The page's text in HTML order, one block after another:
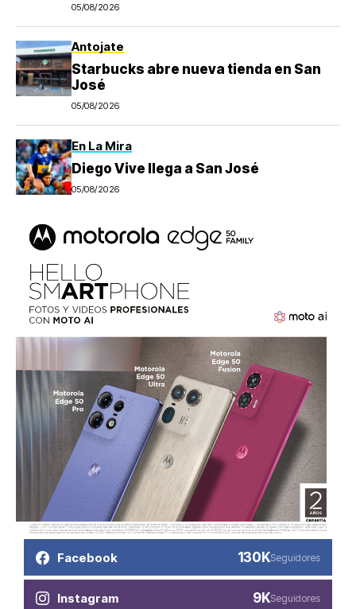
05/08/2026
Antojate
Starbucks abre nueva tienda en San
José
05/08/2026
En La Mira
Diego Vive llega a San José
05/08/2026
Facebook 130KSeguidores
Instagram 9KSeguidores